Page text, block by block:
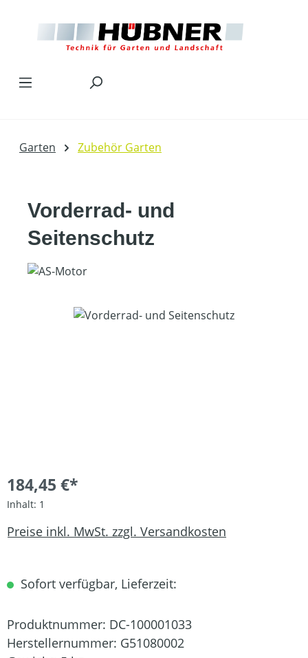
Garten Zubehör Garten
Vorderrad- und
Seitenschutz
Bildergalerie überspringen
184,45 €*
Inhalt: 1
Preise inkl. MwSt. zzgl. Versandkosten
Sofort verfügbar, Lieferzeit:
Produktnummer: DC-100001033
Herstellernummer: G51080002